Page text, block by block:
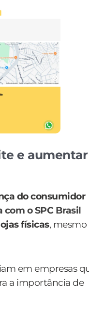
e
do consumidor
o SPC Brasil
físicas, mesmo
em empresas
a importância de